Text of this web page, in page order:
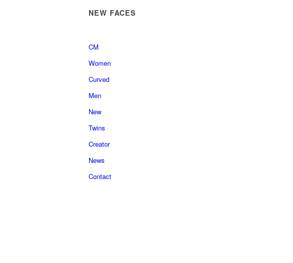
NEW FACES
CM
Women
Curved
Men
New
Twins
Creator
News
Contact